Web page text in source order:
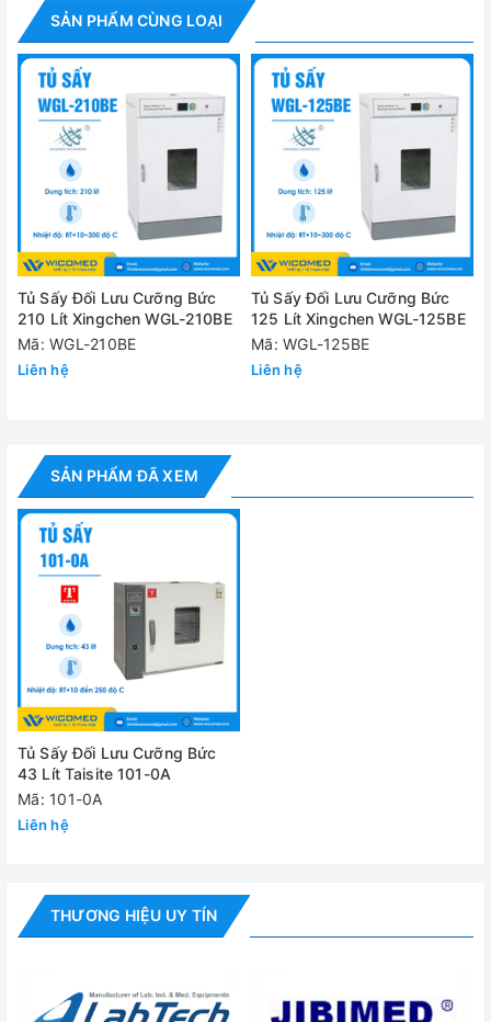
nhiệt độ
Cài đặt thời
gian từ
1 – 9999 phút
Cảm biến nhiệt Pt100
Bộ điều khiển PID: Cài đặt nhiệt độ và thời gian sấy
Vật liệu bên
trong
Thép trắng
Vật liệu bên
ngoài
Thép phủ sơn tĩnh điện
Công suất định
mức
buồng (WxDxH)
400 x 350 x 350 mm
Kích thước máy
(WxDxH)
Khối lượng 33kg / 37kg
Cung cấp bao gồm:
✅Tủ sấy 101-0A
✅ Bộ phụ kiện tiêu chuẩn
✅ Hướng dẫn sử dụng
Đánh giá
SẢN PHẨM CÙNG LOẠI
Tủ Sấy Đối Lưu Cưỡng Bức
210 Lít Xingchen WGL-210BE
Mã: WGL-210BE
Liên hệ
Tủ Sấy Đối Lưu Cưỡng Bức
125 Lít Xingchen WGL-125BE
Mã: WGL-125BE
Liên hệ
SẢN PHẨM ĐÃ XEM
Tủ Sấy Đối Lưu Cưỡng Bức
43 Lít Taisite 101-0A
Mã: 101-0A
Liên hệ
THƯƠNG HIỆU UY TÍN